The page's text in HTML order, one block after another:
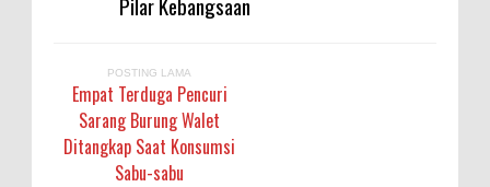
POSTING LAMA
Empat Terduga Pencuri
Sarang Burung Walet
Ditangkap Saat Konsumsi
Sabu-sabu